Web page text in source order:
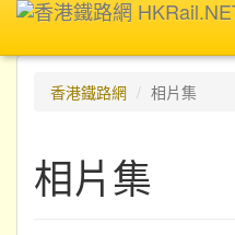
香港鐵路網
相片集
相片集